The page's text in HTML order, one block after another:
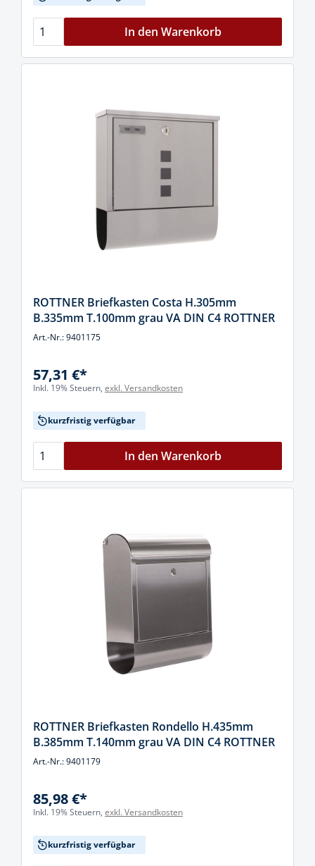
In den Warenkorb
ROTTNER Briefkasten Costa H.305mm
B.335mm T.100mm grau VA DIN C4 ROTTNER
Art.-Nr.: 9401175
57,31 €*
Inkl. 19% Steuern, exkl. Versandkosten
kurzfristig verfügbar
In den Warenkorb
ROTTNER Briefkasten Rondello H.435mm
B.385mm T.140mm grau VA DIN C4 ROTTNER
Art.-Nr.: 9401179
85,98 €*
Inkl. 19% Steuern, exkl. Versandkosten
kurzfristig verfügbar